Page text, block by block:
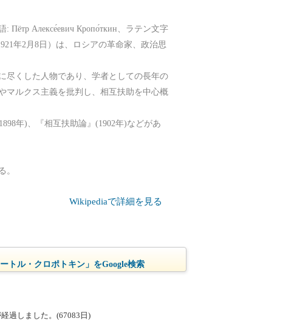
Пётр Алексе́евич Кропо́ткин、ラテン文字
年2月8日）は、ロシアの革命家、政治思
尽くした人物であり、学者としての長年の
マルクス主義を批判し、相互扶助を中心概
年)、『相互扶助論』(1902年)などがあ
。
Wikipediaで詳細を見る
ートル・クロポトキン」をGoogle検索
過しました。(67083日)